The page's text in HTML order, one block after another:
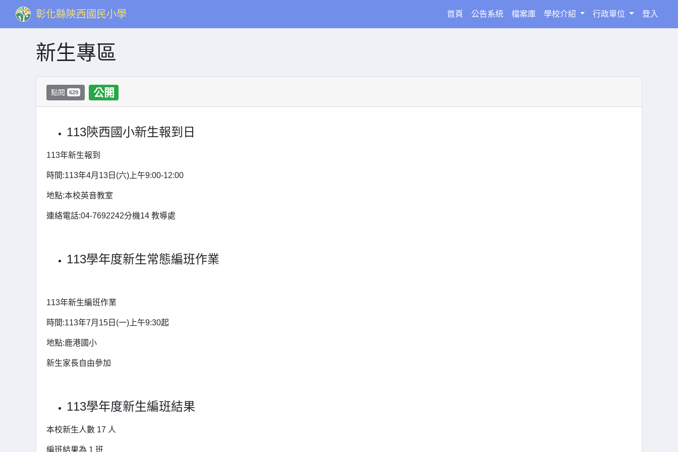
彰化縣陝西國民小學 首頁(current)
公告系統 檔案庫 學校介紹 行政單位 登入
新生專區
點閱 629 公開
113陝西國小新生報到日
113年新生報到
時間:113年4月13日(六)上午9:00-12:00
地點:本校英音教室
連絡電話:04-7692242分機14 教導處
113學年度新生常態編班作業
113年新生編班作業
時間:113年7月15日(一)上午9:30起
地點:鹿港國小
新生家長自由參加
113學年度新生編班結果
本校新生人數 17 人
編班結果為 1 班